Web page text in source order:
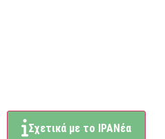
Σχετικά με το ΙΡΑΝέα